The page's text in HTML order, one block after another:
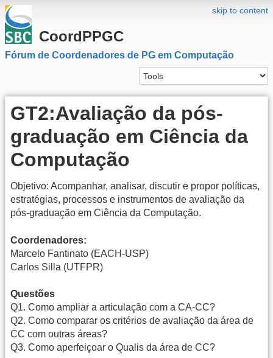
skip to content
CoordPPGC
Fórum de Coordenadores de PG em Computação
GT2:Avaliação da pós-
graduação em Ciência da
Computação
Objetivo: Acompanhar, analisar, discutir e propor políticas,
estratégias, processos e instrumentos de avaliação da
pós-graduação em Ciência da Computação.
Coordenadores:
Marcelo Fantinato (EACH-USP)
Carlos Silla (UTFPR)
Questões
Q1. Como ampliar a articulação com a CA-CC?
Q2. Como comparar os critérios de avaliação da área de
CC com outras áreas?
Q3. Como aperfeiçoar o Qualis da área de CC?